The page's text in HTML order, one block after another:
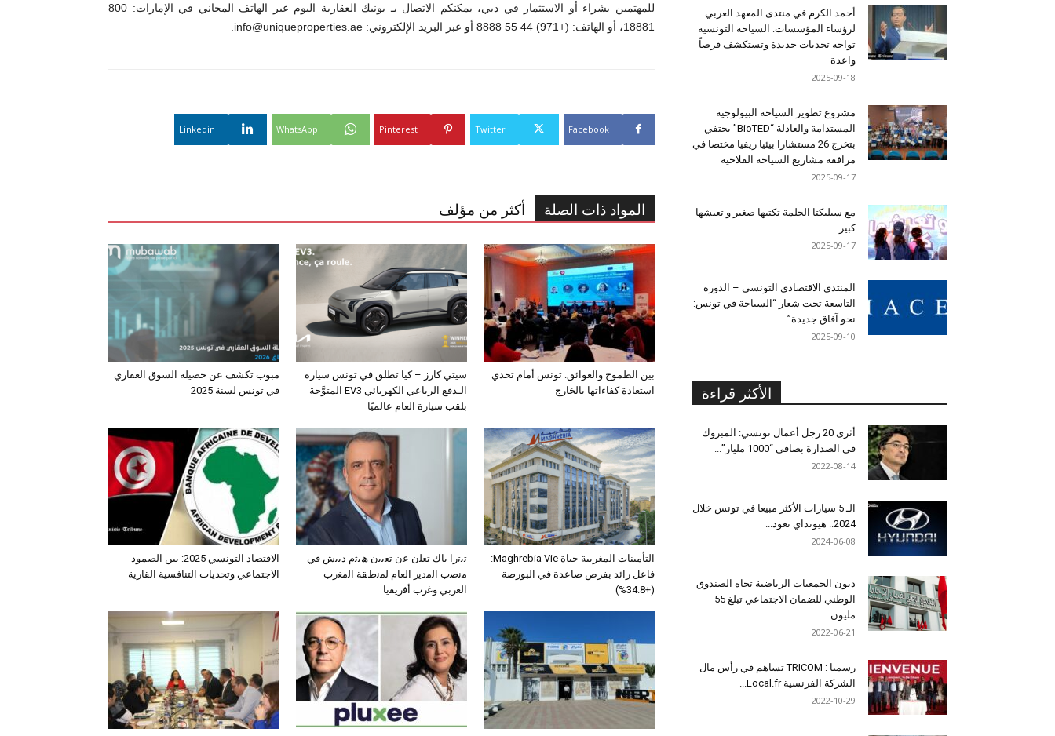
للمهتمين بشراء أو الاستثمار في دبي، يمكنكم الاتصال بـ يونيك العقارية اليوم عبر الهاتف المجاني في الإمارات: 800
18881، أو الهاتف: (+971) 44 55 8888 أو عبر البريد الإلكتروني: info@uniqueproperties.ae.
Facebook
Twitter
Pinterest
WhatsApp
Linkedin
المواد ذات الصلة أكثر من مؤلف
مبوب تكشف عن حصيلة السوق العقاري
في تونس لسنة 2025
سيتي كارز – كيا تطلق في تونس سيارة
الـدفع الرباعي الكهربائي EV3 المتوَّجة
بلقب سيارة العام عالميًا
بين الطموح والعوائق: تونس أمام تحدي
استعادة كفاءاتها بالخارج
الاقتصاد التونسي 2025: بين الصمود
الاجتماعي وتحديات التنافسية القارية
ﺗﯾﺗرا ﺑﺎك ﺗﻌﻠن ﻋن ﺗﻌﯾﯾن ھﯾﺛم دﺑﯾش ﻓﻲ
ﻣﻧﺻب اﻟﻣدﯾر اﻟﻌﺎم ﻟﻣﻧطﻘﺔ اﻟﻣﻐرب
اﻟﻌرﺑﻲ وﻏرب أﻓرﯾﻘﯾﺎ
التأمينات المغربية حياة Maghrebia Vie:
فاعل رائد بفرص صاعدة في البورصة
(+34.8%)
أحمد الكرم في منتدى المعهد العربي
لرؤساء المؤسسات: السياحة التونسية
تواجه تحديات جديدة وتستكشف فرصاً
واعدة
2025-09-18
مشروع تطوير السياحة البيولوجية
المستدامة والعادلة “BioTED” يحتفي
بتخرج 26 مستشارا بيئيا ريفيا مختصا في
مرافقة مشاريع السياحة الفلاحية
2025-09-17
مع سيليكتا الحلمة تكتبها صغير و تعيشها
كبير …
2025-09-17
المنتدى الاقتصادي التونسي – الدورة
التاسعة تحت شعار “السياحة في تونس:
نحو آفاق جديدة”
2025-09-10
الأكثر قراءة
أثرى 20 رجل أعمال تونسي: المبروك
في الصدارة بصافي “1000 مليار”...
2022-08-14
الـ 5 سيارات الأكثر مبيعا في تونس خلال
2024.. هيونداي تعود...
2024-06-08
ديون الجمعيات الرياضية تجاه الصندوق
الوطني للضمان الاجتماعي تبلغ 55
مليون...
2022-06-21
رسميا : TRICOM تساهم في رأس مال
الشركة الفرنسية Local.fr...
2022-10-29